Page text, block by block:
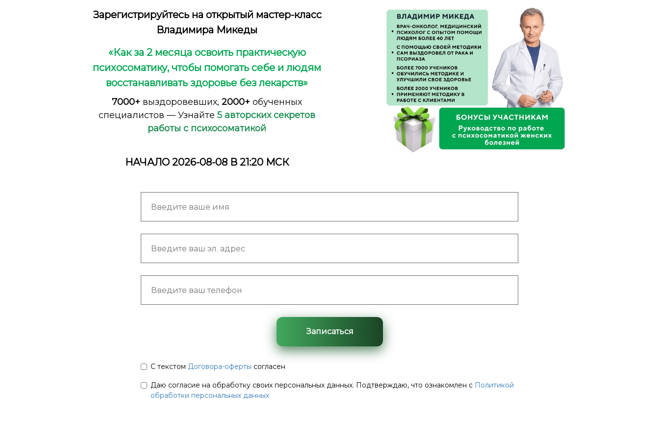
Зарегистрируйтесь на открытый мастер-класс
Владимира Микеды
«Как за 2 месяца освоить практическую
психосоматику, чтобы помогать себе и людям
восстанавливать здоровье без лекарств»
7000+ выздоровевших, 2000+ обученных
специалистов — Узнайте 5 авторских секретов
работы с психосоматикой
НАЧАЛО 2026-08-08 В 21:20 МСК
Записаться
С текстом Договора-оферты согласен
Даю согласие на обработку своих персональных данных. Подтверждаю, что ознакомлен с Политикой
обработки персональных данных